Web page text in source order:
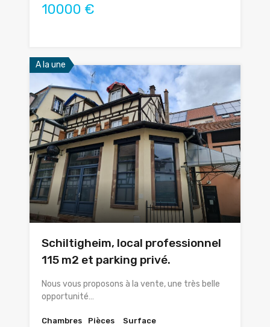
10000 €
A la une
Schiltigheim, local professionnel
115 m2 et parking privé.
Nous vous proposons à la vente, une très belle
opportunité…
Chambres
Pièces
Surface